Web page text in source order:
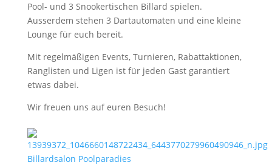
Pool- und 3 Snookertischen Billard spielen.
Ausserdem stehen 3 Dartautomaten und eine kleine
Lounge für euch bereit.
Mit regelmäßigen Events, Turnieren, Rabattaktionen,
Ranglisten und Ligen ist für jeden Gast garantiert
etwas dabei.
Wir freuen uns auf euren Besuch!
Billardsalon Poolparadies